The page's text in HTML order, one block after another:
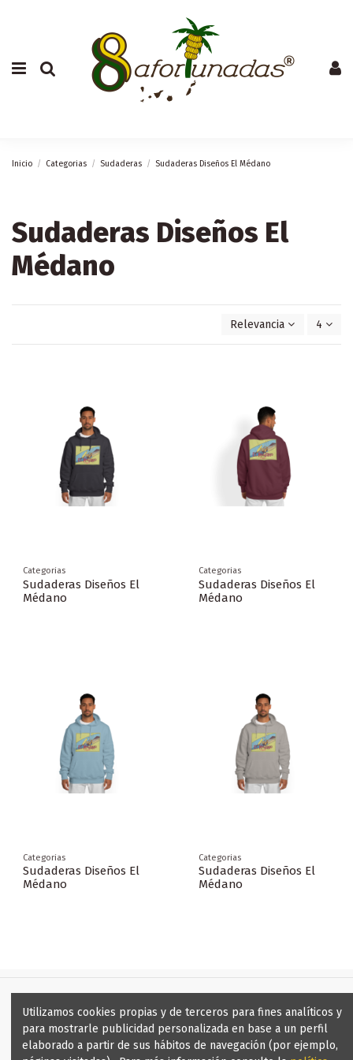
Inicio Categorias Sudaderas Sudaderas Diseños El Médano
Sudaderas Diseños El
Médano
Relevancia 4
Categorias
Sudaderas Diseños El
Médano
Categorias
Sudaderas Diseños El
Médano
Categorias
Sudaderas Diseños El
Médano
Categorias
Sudaderas Diseños El
Médano
Contact us
Utilizamos cookies propias y de terceros para fines analíticos y
para mostrarle publicidad personalizada en base a un perfil
elaborado a partir de sus hábitos de navegación (por ejemplo,